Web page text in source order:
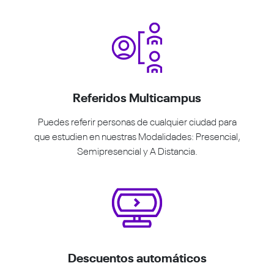
Referidos Multicampus
Puedes referir personas de cualquier ciudad para
que estudien en nuestras Modalidades: Presencial,
Semipresencial y A Distancia.
Descuentos automáticos